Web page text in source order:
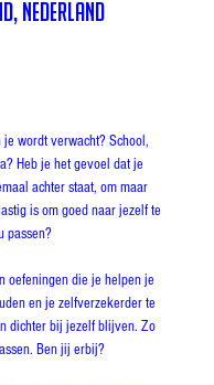
Nederland
wordt verwacht? School,
Heb je het gevoel dat je
achter staat, om maar
is om goed naar jezelf te
passen?
oefeningen die je helpen je
en je zelfverzekerder te
dichter bij jezelf blijven. Zo
Ben jij erbij?